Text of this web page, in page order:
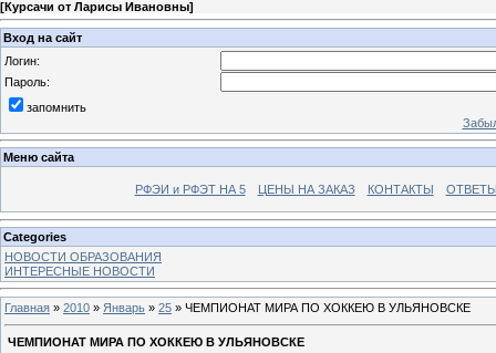
[Курсачи от Ларисы Ивановны]
Вход на сайт
Логин:
Пароль:
запомнить
Меню сайта
РФЭИ и РФЭТ НА 5 ЦЕНЫ НА ЗАКАЗ КОНТАКТЫ
Categories
НОВОСТИ ОБРАЗОВАНИЯ
ИНТЕРЕСНЫЕ НОВОСТИ
Главная » 2010 » Январь » 25 » ЧЕМПИОНАТ МИРА ПО ХОККЕЮ В УЛЬЯНОВСКЕ
ЧЕМПИОНАТ МИРА ПО ХОККЕЮ В УЛЬЯНОВСКЕ